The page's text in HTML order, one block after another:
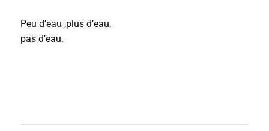
Peu d’eau ,plus d’eau,
pas d’eau.